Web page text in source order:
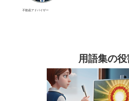
不動産アドバイザー
用語集の役